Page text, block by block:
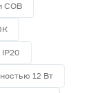
СОВ
12 Вт